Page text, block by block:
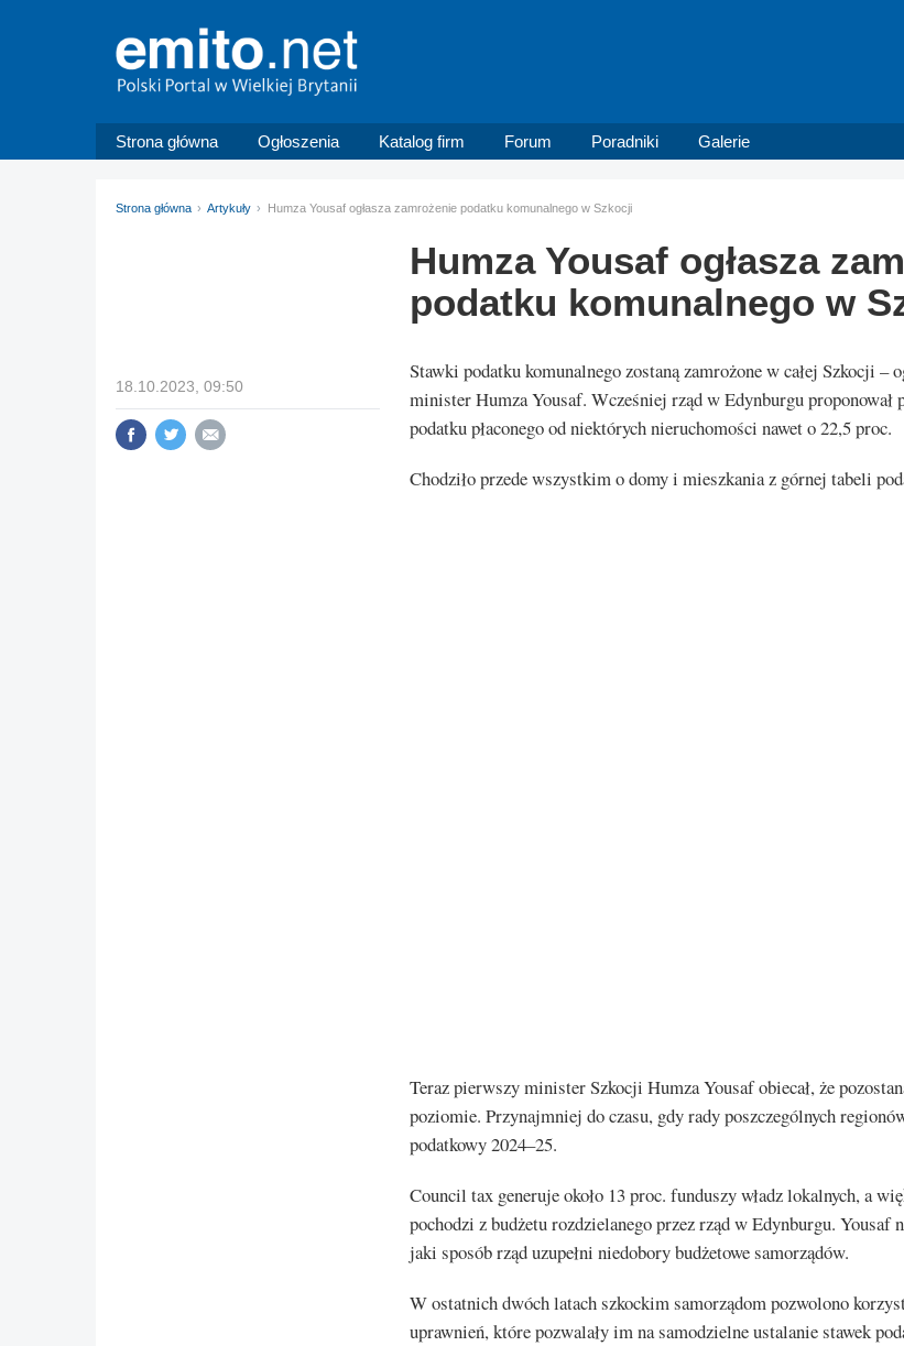
Strona główna Ogłoszenia Katalog firm Forum Poradniki Galerie
Strona główna Artykuły Humza Yousaf ogłasza zamrożenie podatku komunalnego w Szkocji
Humza Yousaf ogłasza
podatku komunalnego w
18.10.2023, 09:50
Stawki podatku komunalnego zostaną zamrożone w całej Szkocji –
minister Humza Yousaf. Wcześniej rząd w Edynburgu proponował
podatku płaconego od niektórych nieruchomości nawet o 22,5 proc.
Chodziło przede wszystkim o domy i mieszkania z górnej tabeli
Teraz pierwszy minister Szkocji Humza Yousaf obiecał, że
poziomie. Przynajmniej do czasu, gdy rady poszczególnych
podatkowy 2024–25.
Council tax generuje około 13 proc. funduszy władz lokalnych, a
pochodzi z budżetu rozdzielanego przez rząd w Edynburgu. Yousaf
jaki sposób rząd uzupełni niedobory budżetowe samorządów.
W ostatnich dwóch latach szkockim samorządom pozwolono
uprawnień, które pozwalały im na samodzielne ustalanie stawek